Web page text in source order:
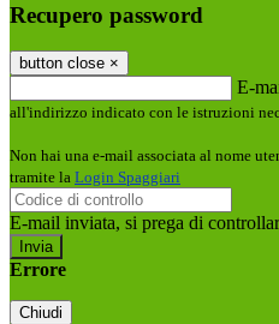
Recupero password
button close ×
E-
all'indirizzo indicato con le istruzioni
Non hai una e-mail associata al nome
tramite la Login Spaggiari
E-mail inviata, si prega di
Errore
Chiudi